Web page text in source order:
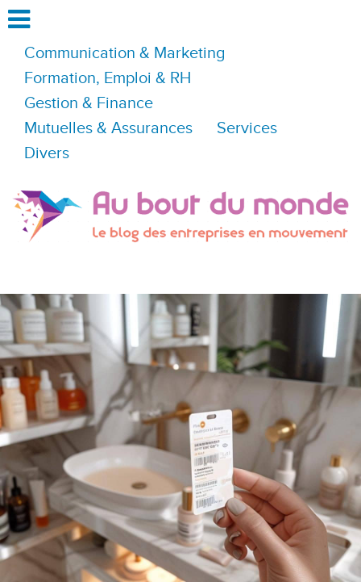
Communication & Marketing
Formation, Emploi & RH
Gestion & Finance
Mutuelles & Assurances
Services
Divers